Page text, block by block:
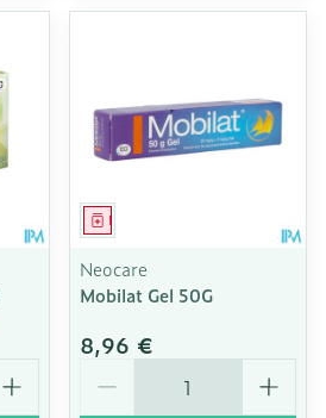
Médicament
Neocare
Mobilat Gel 50G
8,96 €